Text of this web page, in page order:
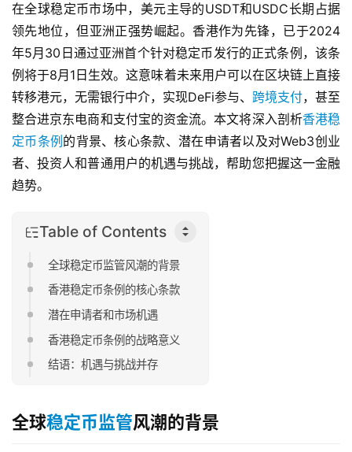
在全球稳定币市场中，美元主导的USDT和USDC长期占据
领先地位，但亚洲正强势崛起。香港作为先锋，已于2024
年5月30日通过亚洲首个针对稳定币发行的正式条例，该条
例将于8月1日生效。这意味着未来用户可以在区块链上直接
转移港元，无需银行中介，实现DeFi参与、 跨境支付，甚至
整合进京东电商和支付宝的资金流。本文将深入剖析香港稳
定币条例 的背景、核心条款、潜在申请者以及对Web3创业
者、投资人和普通用户的机遇与挑战，帮助您把握这一金融
趋势。
Table of Contents
全球稳定币监管风潮的背景
香港稳定币条例的核心条款
潜在申请者和市场机遇
香港稳定币条例的战略意义
结语：机遇与挑战并存
全球稳定币监管风潮的背景